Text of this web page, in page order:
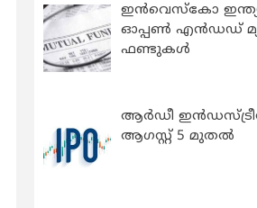
ഇന്‍വെസ്കോ
ഓപ്പണ്‍ എന്‍ഡഡ്
ഫണ്ടുകള്‍
ആർഡീ
ആഗസ്റ്റ് 5 മുതൽ